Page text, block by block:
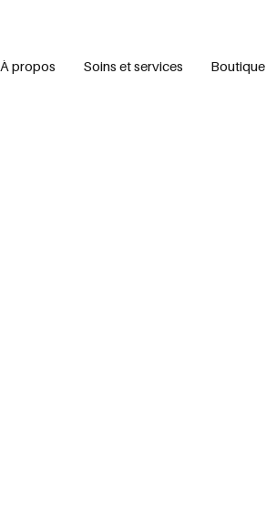
À propos Soins et services Boutique